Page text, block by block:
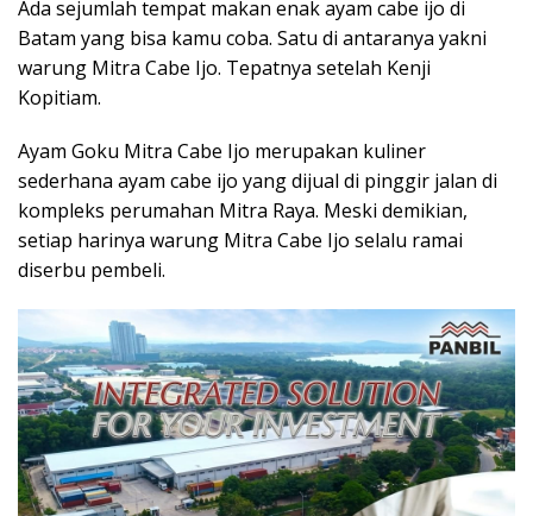
Ada sejumlah tempat makan enak ayam cabe ijo di
Batam yang bisa kamu coba. Satu di antaranya yakni
warung Mitra Cabe Ijo. Tepatnya setelah Kenji
Kopitiam.
Ayam Goku Mitra Cabe Ijo merupakan kuliner
sederhana ayam cabe ijo yang dijual di pinggir jalan di
kompleks perumahan Mitra Raya. Meski demikian,
setiap harinya warung Mitra Cabe Ijo selalu ramai
diserbu pembeli.